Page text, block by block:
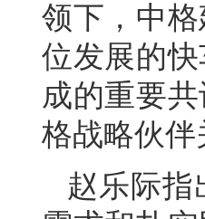
领下，中
位发展的
成的重要
格战略伙伴
赵乐际指